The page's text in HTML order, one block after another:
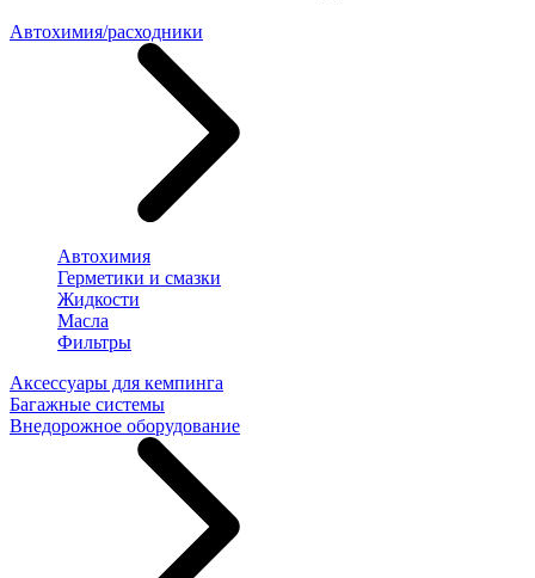
Автохимия/расходники
Автохимия
Герметики и смазки
Жидкости
Масла
Фильтры
Аксессуары для кемпинга
Багажные системы
Внедорожное оборудование